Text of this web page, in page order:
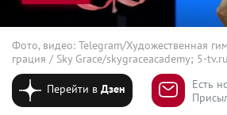
Фото, видео: Telegram/Художественная
грация / Sky Grace/skygraceacademy; 5-tv.ru
Перейти вДзен
Есть